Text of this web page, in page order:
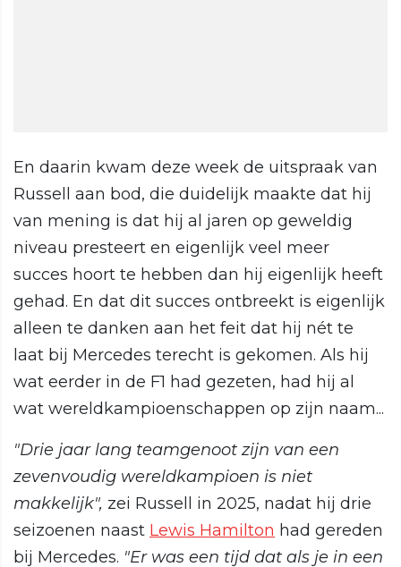
En daarin kwam deze week de uitspraak van
Russell aan bod, die duidelijk maakte dat hij
van mening is dat hij al jaren op geweldig
niveau presteert en eigenlijk veel meer
succes hoort te hebben dan hij eigenlijk heeft
gehad. En dat dit succes ontbreekt is eigenlijk
alleen te danken aan het feit dat hij nét te
laat bij Mercedes terecht is gekomen. Als hij
wat eerder in de F1 had gezeten, had hij al
wat wereldkampioenschappen op zijn naam...
"Drie jaar lang teamgenoot zijn van een
zevenvoudig wereldkampioen is niet
makkelijk", zei Russell in 2025, nadat hij drie
seizoenen naast Lewis Hamilton had gereden
bij Mercedes. "Er was een tijd dat als je in een